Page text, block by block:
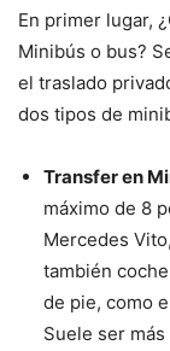
En primer lugar,
Minibús o bus?
el traslado
dos tipos de
Transfer en
máximo de 8
Mercedes
también
de pie, como
Suele ser